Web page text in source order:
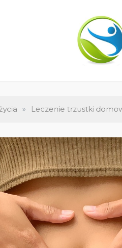
» Leczenie trzustki